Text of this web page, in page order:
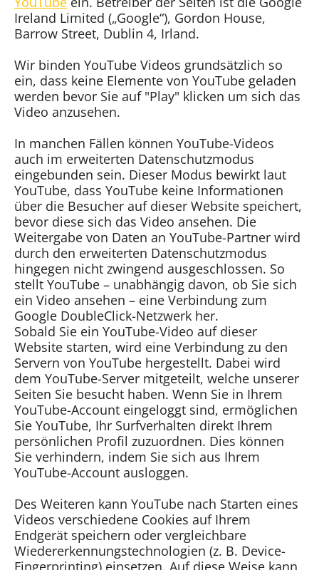
Ireland Limited („Google“), Gordon House,
Barrow Street, Dublin 4, Irland.
Wir binden YouTube Videos grundsätzlich so
ein, dass keine Elemente von YouTube geladen
werden bevor Sie auf "Play" klicken um sich das
Video anzusehen.
In manchen Fällen können YouTube-Videos
auch im erweiterten Datenschutzmodus
eingebunden sein. Dieser Modus bewirkt laut
YouTube, dass YouTube keine Informationen
über die Besucher auf dieser Website speichert,
bevor diese sich das Video ansehen. Die
Weitergabe von Daten an YouTube-Partner wird
durch den erweiterten Datenschutzmodus
hingegen nicht zwingend ausgeschlossen. So
stellt YouTube – unabhängig davon, ob Sie sich
ein Video ansehen – eine Verbindung zum
Google DoubleClick-Netzwerk her.
Sobald Sie ein YouTube-Video auf dieser
Website starten, wird eine Verbindung zu den
Servern von YouTube hergestellt. Dabei wird
dem YouTube-Server mitgeteilt, welche unserer
Seiten Sie besucht haben. Wenn Sie in Ihrem
YouTube-Account eingeloggt sind, ermöglichen
Sie YouTube, Ihr Surfverhalten direkt Ihrem
persönlichen Profil zuzuordnen. Dies können
Sie verhindern, indem Sie sich aus Ihrem
YouTube-Account ausloggen.
Des Weiteren kann YouTube nach Starten eines
Videos verschiedene Cookies auf Ihrem
Endgerät speichern oder vergleichbare
Wiedererkennungstechnologien (z. B. Device-